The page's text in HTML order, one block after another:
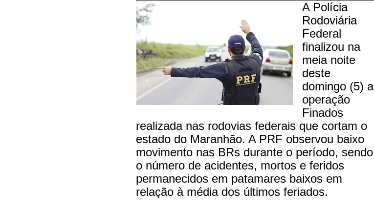
A Polícia
Rodoviária
Federal
finalizou na
meia noite
deste
domingo (5) a
operação
Finados
realizada nas rodovias federais que cortam o
estado do Maranhão. A PRF observou baixo
movimento nas BRs durante o período, sendo
o número de acidentes, mortos e feridos
permanecidos em patamares baixos em
relação à média dos últimos feriados.